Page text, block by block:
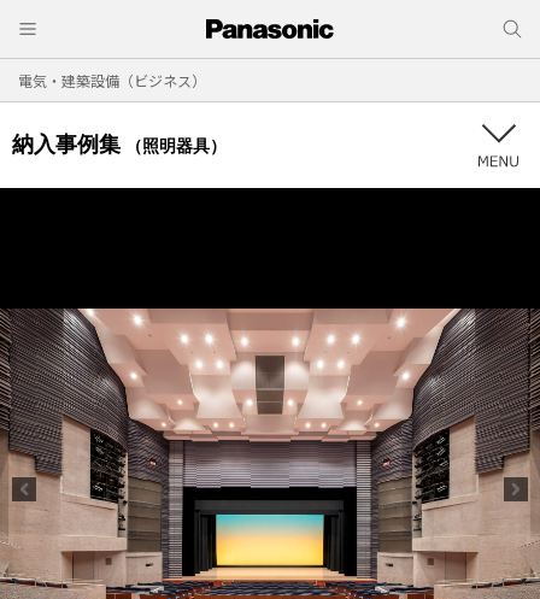
電気・建築設備（ビジネス）
納入事例集 （照明器具）